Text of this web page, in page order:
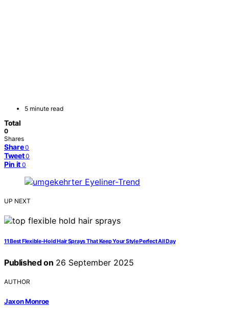
5 minute read
Total
0
Shares
Share 0
Tweet 0
Pin it 0
UP NEXT
11 Best Flexible-Hold Hair Sprays That Keep Your Style Perfect All Day
Published on 26 September 2025
AUTHOR
Jaxon Monroe